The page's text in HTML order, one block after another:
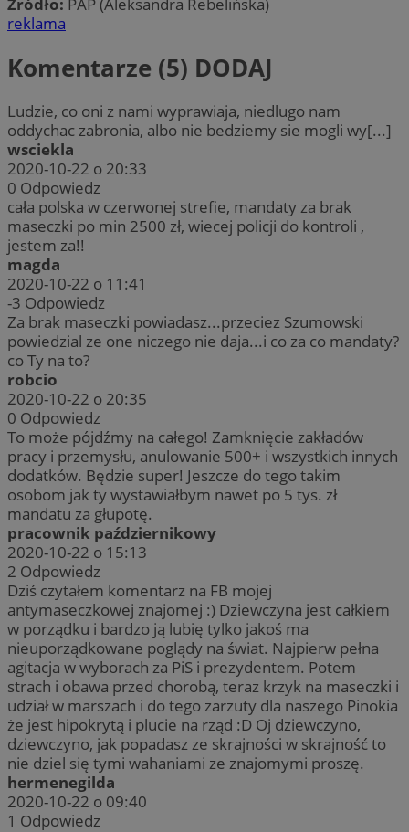
Źródło: PAP (Aleksandra Rebelińska)
reklama
Komentarze (5) DODAJ
Ludzie, co oni z nami wyprawiaja, niedlugo nam
oddychac zabronia, albo nie bedziemy sie mogli wy[...]
wsciekla
2020-10-22 o 20:33
0 Odpowiedz
cała polska w czerwonej strefie, mandaty za brak
maseczki po min 2500 zł, wiecej policji do kontroli ,
jestem za!!
magda
2020-10-22 o 11:41
-3 Odpowiedz
Za brak maseczki powiadasz...przeciez Szumowski
powiedzial ze one niczego nie daja...i co za co mandaty?
co Ty na to?
robcio
2020-10-22 o 20:35
0 Odpowiedz
To może pójdźmy na całego! Zamknięcie zakładów
pracy i przemysłu, anulowanie 500+ i wszystkich innych
dodatków. Będzie super! Jeszcze do tego takim
osobom jak ty wystawiałbym nawet po 5 tys. zł
mandatu za głupotę.
pracownik październikowy
2020-10-22 o 15:13
2 Odpowiedz
Dziś czytałem komentarz na FB mojej
antymaseczkowej znajomej :) Dziewczyna jest całkiem
w porządku i bardzo ją lubię tylko jakoś ma
nieuporządkowane poglądy na świat. Najpierw pełna
agitacja w wyborach za PiS i prezydentem. Potem
strach i obawa przed chorobą, teraz krzyk na maseczki i
udział w marszach i do tego zarzuty dla naszego Pinokia
że jest hipokrytą i plucie na rząd :D Oj dziewczyno,
dziewczyno, jak popadasz ze skrajności w skrajność to
nie dziel się tymi wahaniami ze znajomymi proszę.
hermenegilda
2020-10-22 o 09:40
1 Odpowiedz